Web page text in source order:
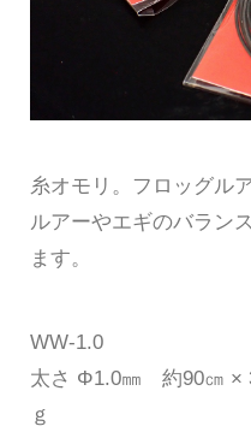
糸オモリ。フロッグル
ルアーやエギのバラン
ます。
WW-1.0
太さ Φ1.0㎜ 約90㎝
ｇ